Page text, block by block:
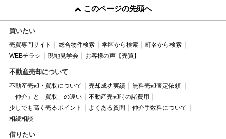
このページの先頭へ
買いたい
売買専門サイト 総合物件検索 学区から検索
町名から検索
WEBチラシ
現地見学会 お客様の声【売買】
不動産売却について
不動産売却・買取について 売却成功実績
無料売却査定依頼
「仲介」と「買取」の違い
不動産売却時の諸費用
少しでも高く売るポイント
よくある質問
仲介手数料について
相続相談
借りたい